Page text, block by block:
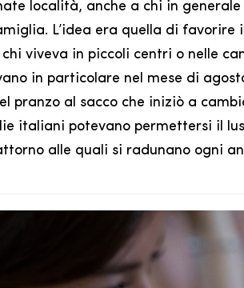
località, anche a chi in
L’idea era quella di favorire
viveva in piccoli centri o nelle
in particolare nel mese di
pranzo al sacco che iniziò a
italiani potevano permettersi il
alle quali si radunano ogni